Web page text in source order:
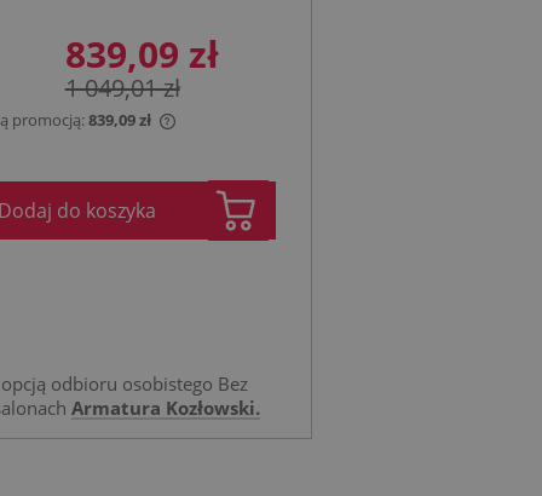
839,09 zł
1 049,01 zł
promocją:839,09 zł
jest najniższa
kiedy produkt
Dodaj do koszyka
odbioru osobistego Bez
Armatura Kozłowski.